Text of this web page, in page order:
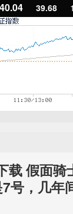
39.68
载 假面骑
号，几年